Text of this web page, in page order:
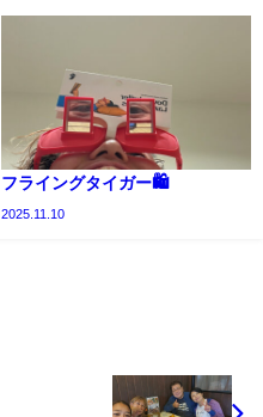
フライングタイガー🛍️
2025.11.10